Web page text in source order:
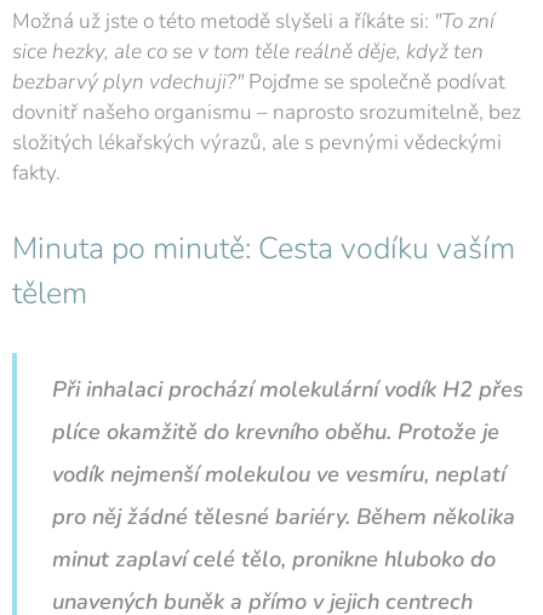
Možná už jste o této metodě slyšeli a říkáte si: "To zní
sice hezky, ale co se v tom těle reálně děje, když ten
bezbarvý plyn vdechuji?"Pojďme se společně podívat
dovnitř našeho organismu – naprosto srozumitelně, bez
složitých lékařských výrazů, ale s pevnými vědeckými
fakty.
Minuta po minutě: Cesta vodíku vaším
tělem
Při inhalaci prochází molekulární vodík H2 přes
plíce okamžitě do krevního oběhu. Protože je
vodík nejmenší molekulou ve vesmíru, neplatí
pro něj žádné tělesné bariéry. Během několika
minut zaplaví celé tělo, pronikne hluboko do
unavených buněk a přímo v jejich centrech